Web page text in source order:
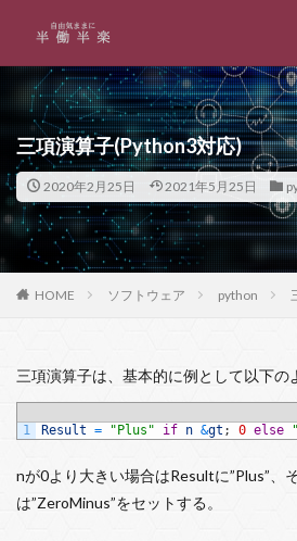
三項演算子(Python3対応)
2020年2月25日 2021年5月25日
HOME ソフトウェア python
三項演算子は、基本的に例として以下の
1 Result = "Plus" if n &gt ; 0 else
nが0より大きい場合はResultに”Plus”、
は”ZeroMinus”をセットする。
カテゴリー
タグ
Access パラメータ
プロパ
プログラミング
フロー フ
ファイルの列挙
ファイル
ノーコード
データの取得と変換
カイ二乗検定
文字コード
更紗フォント
新米探偵、データ